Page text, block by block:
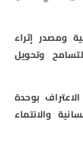
ومصدر إثراء
وتحويل
بوحدة
والانتماء